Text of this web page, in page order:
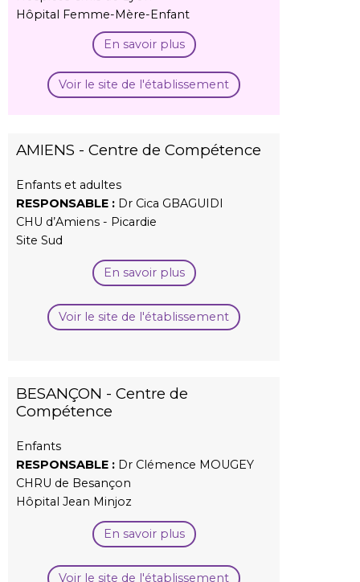
Hôpital Femme-Mère-Enfant
En savoir plus
Voir le site de l'établissement
AMIENS - Centre de Compétence
Enfants et adultes
RESPONSABLE : Dr Cica GBAGUIDI
CHU d’Amiens - Picardie
Site Sud
En savoir plus
Voir le site de l'établissement
BESANÇON - Centre de
Compétence
Enfants
RESPONSABLE : Dr Clémence MOUGEY
CHRU de Besançon
Hôpital Jean Minjoz
En savoir plus
Voir le site de l'établissement